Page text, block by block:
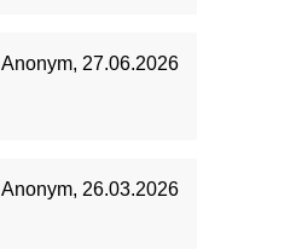
Anonym, 27.06.2026
Anonym, 26.03.2026